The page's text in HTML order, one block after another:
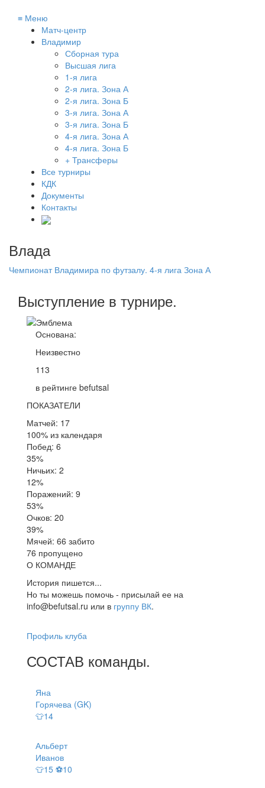
≡ Меню
Матч-центр
Владимир
Сборная тура
Высшая лига
1-я лига
2-я лига. Зона А
2-я лига. Зона Б
3-я лига. Зона А
3-я лига. Зона Б
4-я лига. Зона А
4-я лига. Зона Б
+ Трансферы
Все турниры
КДК
Документы
Контакты
Влада
Чемпионат Владимира по футзалу. 4-я лига Зона А
Выступление в турнире.
Основана:
Неизвестно
113
в рейтинге befutsal
ПОКАЗАТЕЛИ
Матчей: 17
100% из календаря
Побед: 6
35%
Ничьих: 2
12%
Поражений: 9
53%
Очков: 20
39%
Мячей: 66 забито
76 пропущено
О КОМАНДЕ
История пишется...
Но ты можешь помочь - присылай ее на
info@befutsal.ru или в группу ВК.
Профиль клуба
СОСТАВ команды.
Яна
Горячева (GK)
👕14
Альберт
Иванов
👕15 ⚽10